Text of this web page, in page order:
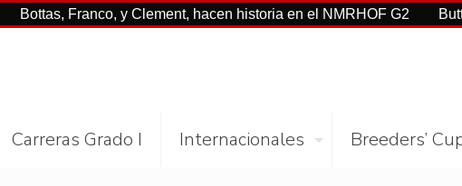
Franco, y Clement, hacen historia en el NMRHOF G2 Buttah con
Carreras Grado I Internacionales Breeders’